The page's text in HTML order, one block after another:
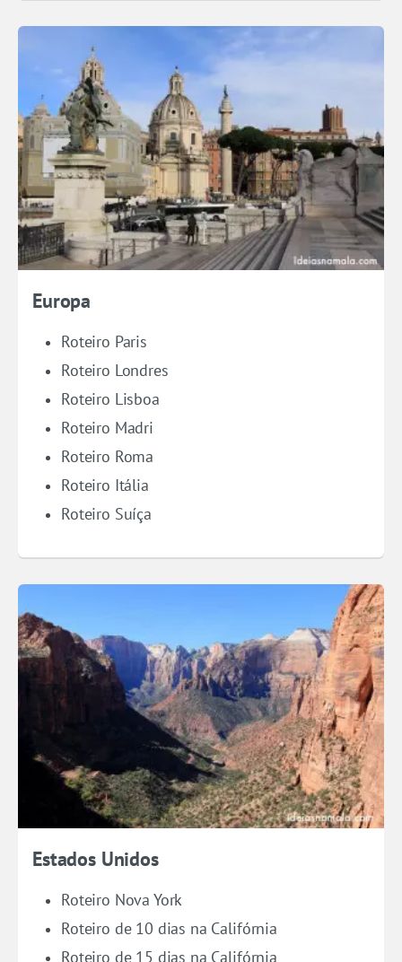
Europa
Roteiro Paris
Roteiro Londres
Roteiro Lisboa
Roteiro Madri
Roteiro Roma
Roteiro Itália
Roteiro Suíça
Estados Unidos
Roteiro Nova York
Roteiro de 10 dias na Califórnia
Roteiro de 15 dias na Califórnia